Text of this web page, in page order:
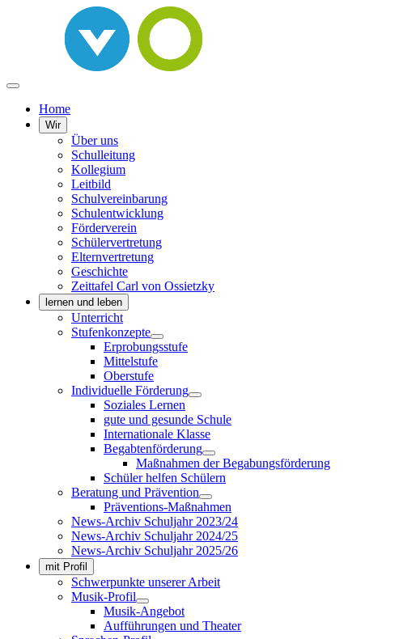
Home
Wir
Über uns
Schulleitung
Kollegium
Leitbild
Schulvereinbarung
Schulentwicklung
Förderverein
Schülervertretung
Elternvertretung
Geschichte
Zeittafel Carl von Ossietzky
lernen und leben
Unterricht
Stufenkonzepte
Erprobungsstufe
Mittelstufe
Oberstufe
Individuelle Förderung
Soziales Lernen
gute und gesunde Schule
Internationale Klasse
Begabtenförderung
Maßnahmen der Begabungsförderung
Schüler helfen Schülern
Beratung und Prävention
Präventions-Maßnahmen
News-Archiv Schuljahr 2023/24
News-Archiv Schuljahr 2024/25
News-Archiv Schuljahr 2025/26
mit Profil
Schwerpunkte unserer Arbeit
Musik-Profil
Musik-Angebot
Aufführungen und Theater